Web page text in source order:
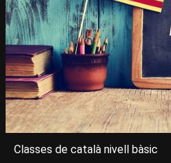
Classes de català nivell bàsic